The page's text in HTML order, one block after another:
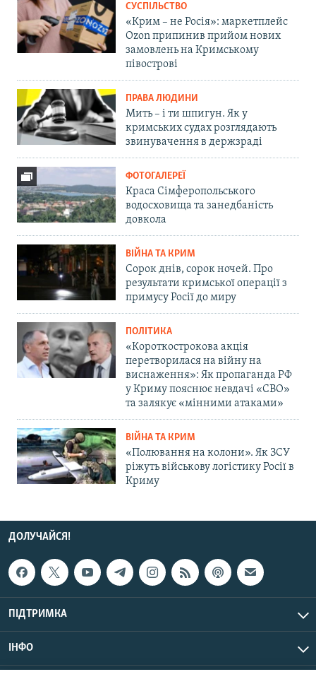
СУСПІЛЬСТВО
«Крим – не Росія»: маркетплейс
Ozon припинив прийом нових
замовлень на Кримському
півострові
ПРАВА ЛЮДИНИ
Мить – і ти шпигун. Як у
кримських судах розглядають
звинувачення в держзраді
ФОТОГАЛЕРЕЇ
Краса Сімферопольського
водосховища та занедбаність
довкола
ВІЙНА ТА КРИМ
Сорок днів, сорок ночей. Про
результати кримської операції з
примусу Росії до миру
ПОЛІТИКА
«Короткострокова акція
перетворилася на війну на
виснаження»: Як пропаганда РФ
у Криму пояснює невдачі «СВО»
та залякує «мінними атаками»
ВІЙНА ТА КРИМ
«Полювання на колони». Як ЗСУ
ріжуть військову логістику Росії в
Криму
ДОЛУЧАЙСЯ!
ПІДТРИМКА
ІНФО